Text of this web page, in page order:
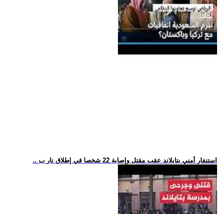
.. استنفار أمني بتايلاند عقب مقتل وإصابة 22 شخصا في إطلاق نار ب